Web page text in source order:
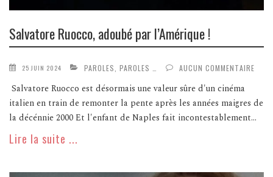
Salvatore Ruocco, adoubé par l’Amérique !
25 JUIN 2024 PAROLES, PAROLES … AUCUN COMMENTAIRE
Salvatore Ruocco est désormais une valeur sûre d'un cinéma
italien en train de remonter la pente après les années maigres de
la décénnie 2000 Et l'enfant de Naples fait incontestablement...
Lire la suite ...